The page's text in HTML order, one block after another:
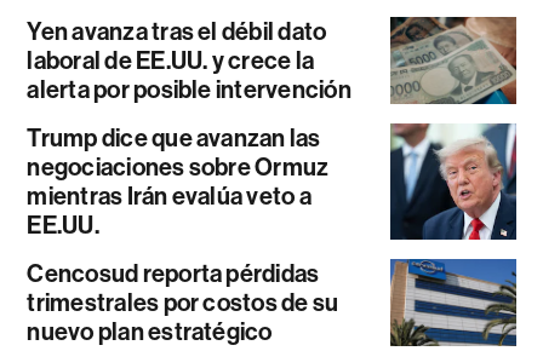
Yen avanza tras el débil dato
laboral de EE.UU. y crece la
alerta por posible intervención
Trump dice que avanzan las
negociaciones sobre Ormuz
mientras Irán evalúa veto a
EE.UU.
Cencosud reporta pérdidas
trimestrales por costos de su
nuevo plan estratégico